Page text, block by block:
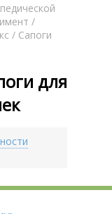
/
/ Сапоги
для